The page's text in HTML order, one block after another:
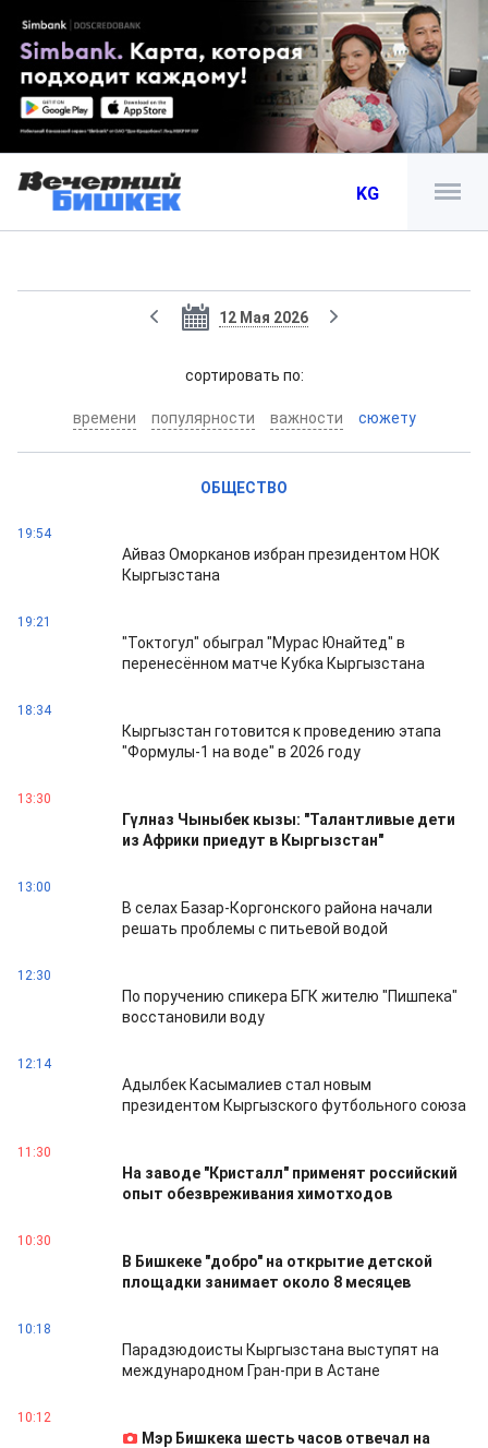
KG
12 Мая 2026
cортировать по:
времени популярности важности сюжету
ОБЩЕСТВО
19:54
Айваз Оморканов избран президентом НОК
Кыргызстана
19:21
"Токтогул" обыграл "Мурас Юнайтед" в
перенесённом матче Кубка Кыргызстана
18:34
Кыргызстан готовится к проведению этапа
"Формулы-1 на воде" в 2026 году
13:30
Гүлназ Чыныбек кызы: "Талантливые дети
из Африки приедут в Кыргызстан"
13:00
В селах Базар-Коргонского района начали
решать проблемы с питьевой водой
12:30
По поручению спикера БГК жителю "Пишпека"
восстановили воду
12:14
Адылбек Касымалиев стал новым
президентом Кыргызского футбольного союза
11:30
На заводе "Кристалл" применят российский
опыт обезвреживания химотходов
10:30
В Бишкеке "добро" на открытие детской
площадки занимает около 8 месяцев
10:18
Парадзюдоисты Кыргызстана выступят на
международном Гран-при в Астане
10:12
Мэр Бишкека шесть часов отвечал на